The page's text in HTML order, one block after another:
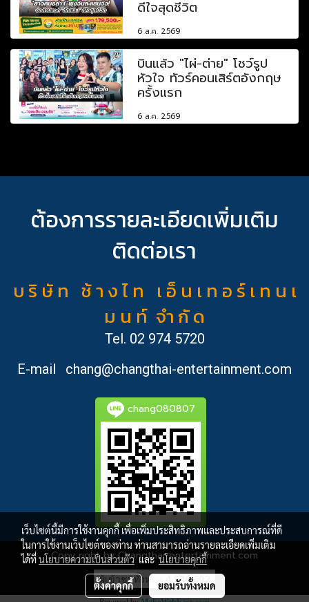
ดีใจสุดชีวิต
6 ส.ค. 2569
บินแล้ว "ไผ่-ต่าย" โชว์รูป
หัวใจ ทัวร์คอนเสิร์ตอังกฤษ
ครั้งแรก
6 ส.ค. 2569
ต้องการรายละเอียดเพิ่มเติม
ติดต่อเรา
บ ริ ษั ท ช้ า ง ไ ท เ อ็ น เ ท อ ร์ เ ท น เ
ม น ท์ จำ กั ด
Tel. 02 974 5720
E-mail
chang@changthai-entertainment.com
chang080807
Copy right by Changthai-entertainment.com
ผู้เข้าชมทั้งหมด 4,546,602
เว็บไซต์นี้มีการใช้งานคุกกี้ เพื่อเพิ่มประสิทธิภาพและประสบการณ์ที่ดี
ในการใช้งานเว็บไซต์ของท่าน ท่านสามารถอ่านรายละเอียดเพิ่มเติม
ได้ที่นโยบายความเป็นส่วนตัวและนโยบายคุกกี้
ตั้งค่าคุกกี้ ยอมรับทั้งหมด